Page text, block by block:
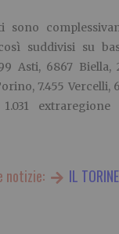
suddivisi su
Asti, 6867 Biella,
7.455
notizie: IL